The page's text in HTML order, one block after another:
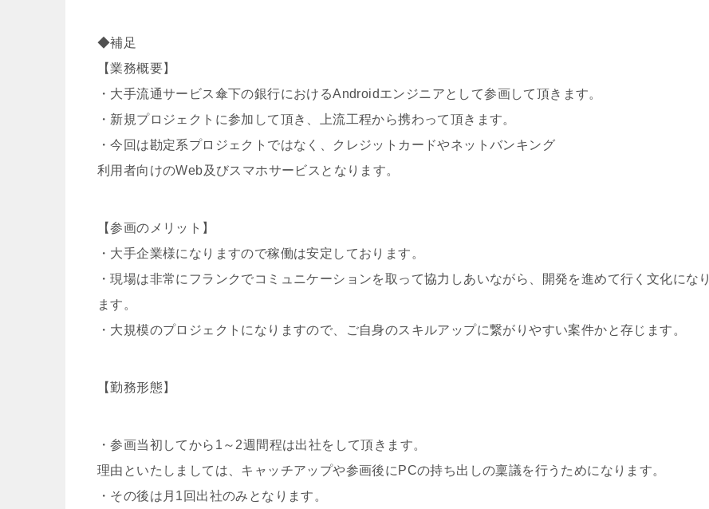
◆補足
【業務概要】
・大手流通サービス傘下の銀行におけるAndroidエンジニアとして参画して頂きます。
・新規プロジェクトに参加して頂き、上流工程から携わって頂きます。
・今回は勘定系プロジェクトではなく、クレジットカードやネットバンキング
利用者向けのWeb及びスマホサービスとなります。
【参画のメリット】
・大手企業様になりますので稼働は安定しております。
・現場は非常にフランクでコミュニケーションを取って協力しあいながら、開発を進めて行く文化になり
ます。
・大規模のプロジェクトになりますので、ご自身のスキルアップに繋がりやすい案件かと存じます。
【勤務形態】
・参画当初してから1～2週間程は出社をして頂きます。
理由といたしましては、キャッチアップや参画後にPCの持ち出しの稟議を行うためになります。
・その後は月1回出社のみとなります。